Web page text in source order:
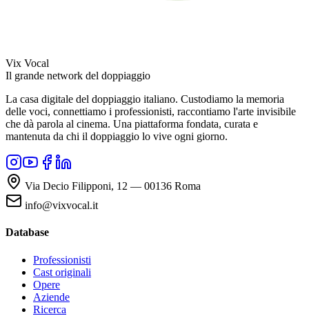
Vix Vocal
Il grande network del doppiaggio
La casa digitale del doppiaggio italiano. Custodiamo la memoria
delle voci, connettiamo i professionisti, raccontiamo l'arte invisibile
che dà parola al cinema. Una piattaforma fondata, curata e
mantenuta da chi il doppiaggio lo vive ogni giorno.
Via Decio Filipponi, 12 — 00136 Roma
info@vixvocal.it
Database
Professionisti
Cast originali
Opere
Aziende
Ricerca